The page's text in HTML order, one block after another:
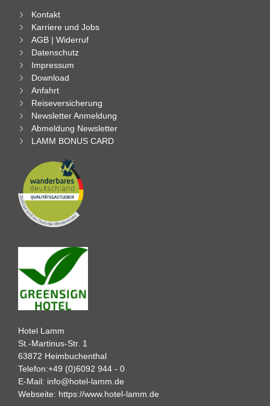
Kontakt
Karriere und Jobs
AGB | Widerruf
Datenschutz
Impressum
Download
Anfahrt
Reiseversicherung
Newsletter Anmeldung
Abmeldung Newsletter
LAMM BONUS CARD
Hotel Lamm
St.-Martinus-Str. 1
63872 Heimbuchenthal
Telefon:+49 (0)6092 944 - 0
E-Mail: info@hotel-lamm.de
Webseite: https://www.hotel-lamm.de